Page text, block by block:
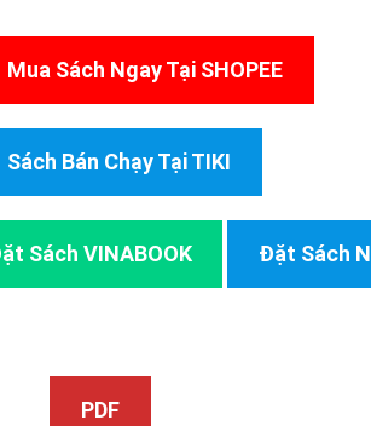
Mua Sách Ngay Tại SHOPEE
Sách Bán Chạy Tại TIKI
Sách VINABOOK Đặt Sách
PDF